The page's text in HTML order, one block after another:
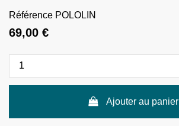
Référence POLOLIN
69,00 €
Ajouter au panier